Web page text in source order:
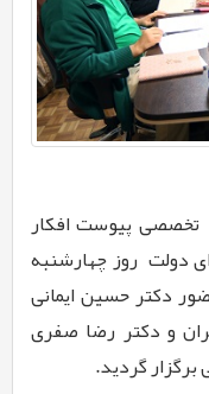
تخصصی پیوست افکار
دولت روز چهارشنبه
دکتر حسین ایمانی
و دکتر رضا صفری
گردید.